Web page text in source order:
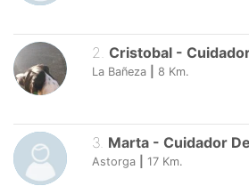
2. Cristobal -
La Bañeza 8 Km.
3. Marta - Cuidador
Astorga 17 Km.